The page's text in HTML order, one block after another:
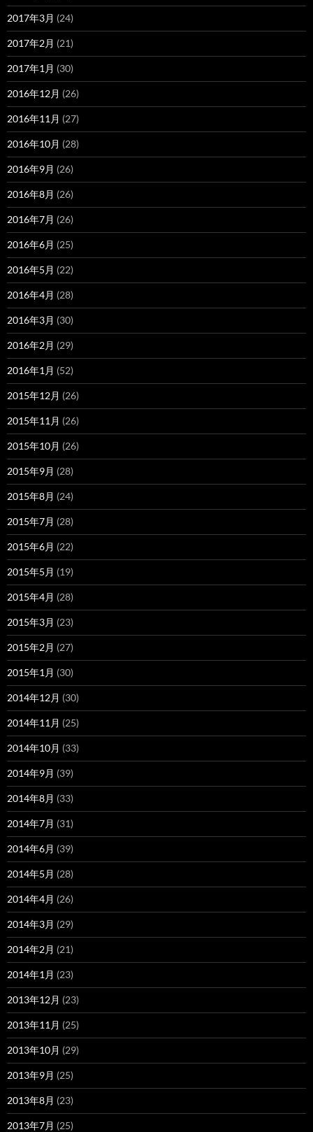
2017年3月 (24)
2017年2月 (21)
2017年1月 (30)
2016年12月 (26)
2016年11月 (27)
2016年10月 (28)
2016年9月 (26)
2016年8月 (26)
2016年7月 (26)
2016年6月 (25)
2016年5月 (22)
2016年4月 (28)
2016年3月 (30)
2016年2月 (29)
2016年1月 (52)
2015年12月 (26)
2015年11月 (26)
2015年10月 (26)
2015年9月 (28)
2015年8月 (24)
2015年7月 (28)
2015年6月 (22)
2015年5月 (19)
2015年4月 (28)
2015年3月 (23)
2015年2月 (27)
2015年1月 (30)
2014年12月 (30)
2014年11月 (25)
2014年10月 (33)
2014年9月 (39)
2014年8月 (33)
2014年7月 (31)
2014年6月 (39)
2014年5月 (28)
2014年4月 (26)
2014年3月 (29)
2014年2月 (21)
2014年1月 (23)
2013年12月 (23)
2013年11月 (25)
2013年10月 (29)
2013年9月 (25)
2013年8月 (23)
2013年7月 (25)